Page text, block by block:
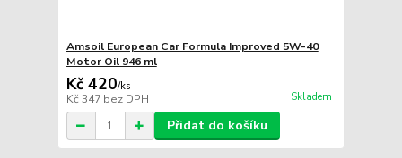
Amsoil European Car Formula Improved 5W-40
Motor Oil 946 ml
Kč 420/ks
Kč 347 bez DPH Skladem
Přidat do košíku